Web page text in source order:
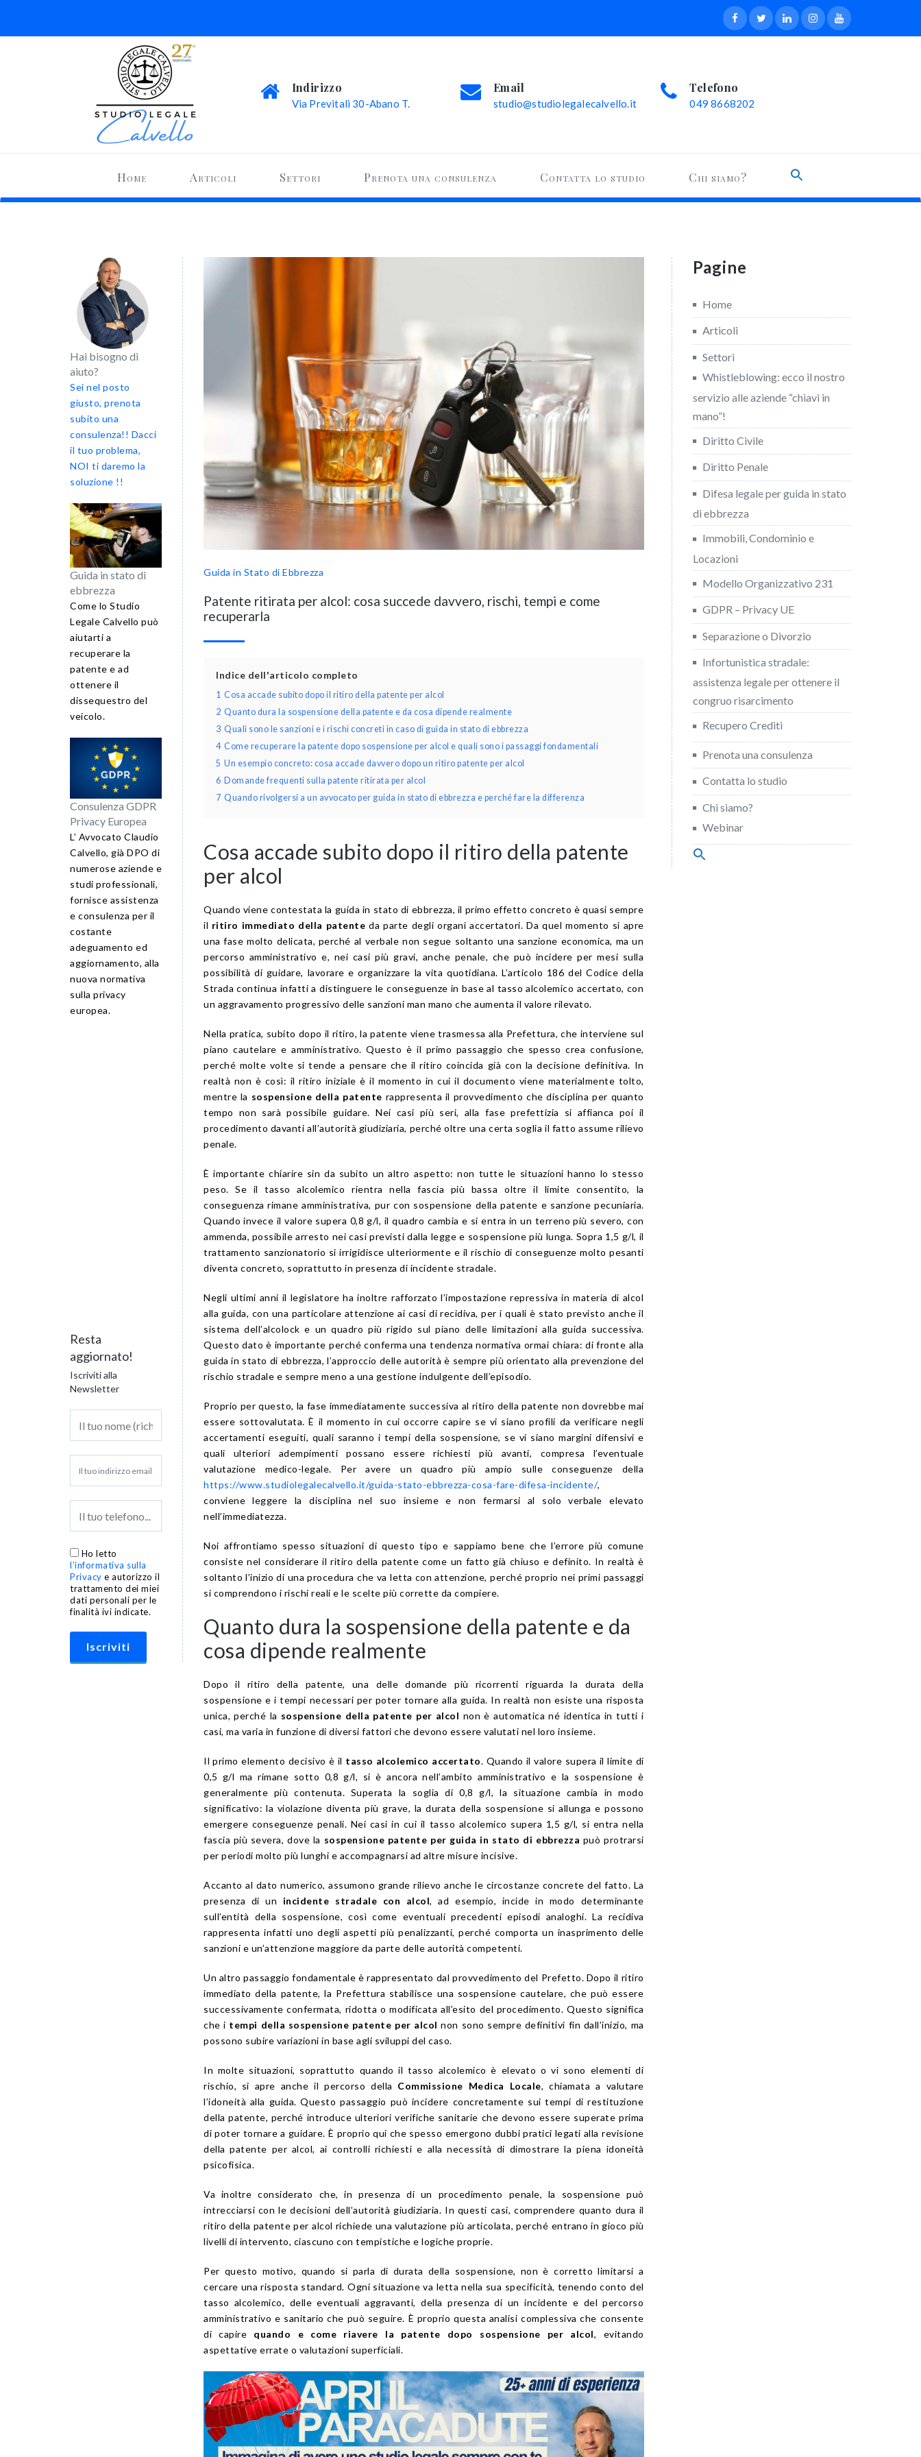
Indirizzo
Via Previtali 30-Abano T.
Email
studio@studiolegalecalvello.it
Telefono
049 8668202
Home Articoli Settori Prenota una consulenza Contatta lo studio Chi siamo?
Hai bisogno di
aiuto?
Sei nel posto
giusto, prenota
subito una
consulenza!! Dacci
il tuo problema,
NOI ti daremo la
soluzione !!
Guida in stato di
ebbrezza
Come lo Studio
Legale Calvello può
aiutarti a
recuperare la
patente e ad
ottenere il
dissequestro del
veicolo.
Consulenza GDPR
Privacy Europea
L’ Avvocato Claudio
Calvello, già DPO di
numerose aziende e
studi professionali,
fornisce assistenza
e consulenza per il
costante
adeguamento ed
aggiornamento, alla
nuova normativa
sulla privacy
europea.
Resta
aggiornato!
Iscriviti alla
Newsletter
Ho letto
l’informativa sulla
Privacy e autorizzo il
trattamento dei miei
dati personali per le
finalità ivi indicate.
Guida in Stato di Ebbrezza
Patente ritirata per alcol: cosa succede davvero, rischi, tempi e come
recuperarla
Indice dell'articolo completo
1 Cosa accade subito dopo il ritiro della patente per alcol
2 Quanto dura la sospensione della patente e da cosa dipende realmente
3 Quali sono le sanzioni e i rischi concreti in caso di guida in stato di ebbrezza
4 Come recuperare la patente dopo sospensione per alcol e quali sono i passaggi fondamentali
5 Un esempio concreto: cosa accade davvero dopo un ritiro patente per alcol
6 Domande frequenti sulla patente ritirata per alcol
7 Quando rivolgersi a un avvocato per guida in stato di ebbrezza e perché fare la differenza
Cosa accade subito dopo il ritiro della patente
per alcol
Quando viene contestata la guida in stato di ebbrezza, il primo effetto concreto è quasi sempre
il ritiro immediato della patente da parte degli organi accertatori. Da quel momento si apre
una fase molto delicata, perché al verbale non segue soltanto una sanzione economica, ma un
percorso amministrativo e, nei casi più gravi, anche penale, che può incidere per mesi sulla
possibilità di guidare, lavorare e organizzare la vita quotidiana. L’articolo 186 del Codice della
Strada continua infatti a distinguere le conseguenze in base al tasso alcolemico accertato, con
un aggravamento progressivo delle sanzioni man mano che aumenta il valore rilevato.
Nella pratica, subito dopo il ritiro, la patente viene trasmessa alla Prefettura, che interviene sul
piano cautelare e amministrativo. Questo è il primo passaggio che spesso crea confusione,
perché molte volte si tende a pensare che il ritiro coincida già con la decisione definitiva. In
realtà non è così: il ritiro iniziale è il momento in cui il documento viene materialmente tolto,
mentre la sospensione della patente rappresenta il provvedimento che disciplina per quanto
tempo non sarà possibile guidare. Nei casi più seri, alla fase prefettizia si affianca poi il
procedimento davanti all’autorità giudiziaria, perché oltre una certa soglia il fatto assume rilievo
penale.
È importante chiarire sin da subito un altro aspetto: non tutte le situazioni hanno lo stesso
peso. Se il tasso alcolemico rientra nella fascia più bassa oltre il limite consentito, la
conseguenza rimane amministrativa, pur con sospensione della patente e sanzione pecuniaria.
Quando invece il valore supera 0,8 g/l, il quadro cambia e si entra in un terreno più severo, con
ammenda, possibile arresto nei casi previsti dalla legge e sospensione più lunga. Sopra 1,5 g/l, il
trattamento sanzionatorio si irrigidisce ulteriormente e il rischio di conseguenze molto pesanti
diventa concreto, soprattutto in presenza di incidente stradale.
Negli ultimi anni il legislatore ha inoltre rafforzato l’impostazione repressiva in materia di alcol
alla guida, con una particolare attenzione ai casi di recidiva, per i quali è stato previsto anche il
sistema dell’alcolock e un quadro più rigido sul piano delle limitazioni alla guida successiva.
Questo dato è importante perché conferma una tendenza normativa ormai chiara: di fronte alla
guida in stato di ebbrezza, l’approccio delle autorità è sempre più orientato alla prevenzione del
rischio stradale e sempre meno a una gestione indulgente dell’episodio.
Proprio per questo, la fase immediatamente successiva al ritiro della patente non dovrebbe mai
essere sottovalutata. È il momento in cui occorre capire se vi siano profili da verificare negli
accertamenti eseguiti, quali saranno i tempi della sospensione, se vi siano margini difensivi e
quali ulteriori adempimenti possano essere richiesti più avanti, compresa l’eventuale
valutazione medico-legale. Per avere un quadro più ampio sulle conseguenze della
https://www.studiolegalecalvello.it/guida-stato-ebbrezza-cosa-fare-difesa-incidente/,
conviene leggere la disciplina nel suo insieme e non fermarsi al solo verbale elevato
nell’immediatezza.
Noi affrontiamo spesso situazioni di questo tipo e sappiamo bene che l’errore più comune
consiste nel considerare il ritiro della patente come un fatto già chiuso e definito. In realtà è
soltanto l’inizio di una procedura che va letta con attenzione, perché proprio nei primi passaggi
si comprendono i rischi reali e le scelte più corrette da compiere.
Quanto dura la sospensione della patente e da
cosa dipende realmente
Dopo il ritiro della patente, una delle domande più ricorrenti riguarda la durata della
sospensione e i tempi necessari per poter tornare alla guida. In realtà non esiste una risposta
unica, perché la sospensione della patente per alcol non è automatica né identica in tutti i
casi, ma varia in funzione di diversi fattori che devono essere valutati nel loro insieme.
Il primo elemento decisivo è il tasso alcolemico accertato. Quando il valore supera il limite di
0,5 g/l ma rimane sotto 0,8 g/l, si è ancora nell’ambito amministrativo e la sospensione è
generalmente più contenuta. Superata la soglia di 0,8 g/l, la situazione cambia in modo
significativo: la violazione diventa più grave, la durata della sospensione si allunga e possono
emergere conseguenze penali. Nei casi in cui il tasso alcolemico supera 1,5 g/l, si entra nella
fascia più severa, dove la sospensione patente per guida in stato di ebbrezza può protrarsi
per periodi molto più lunghi e accompagnarsi ad altre misure incisive.
Accanto al dato numerico, assumono grande rilievo anche le circostanze concrete del fatto. La
presenza di un incidente stradale con alcol, ad esempio, incide in modo determinante
sull’entità della sospensione, così come eventuali precedenti episodi analoghi. La recidiva
rappresenta infatti uno degli aspetti più penalizzanti, perché comporta un inasprimento delle
sanzioni e un’attenzione maggiore da parte delle autorità competenti.
Un altro passaggio fondamentale è rappresentato dal provvedimento del Prefetto. Dopo il ritiro
immediato della patente, la Prefettura stabilisce una sospensione cautelare, che può essere
successivamente confermata, ridotta o modificata all’esito del procedimento. Questo significa
che i tempi della sospensione patente per alcol non sono sempre definitivi fin dall’inizio, ma
possono subire variazioni in base agli sviluppi del caso.
In molte situazioni, soprattutto quando il tasso alcolemico è elevato o vi sono elementi di
rischio, si apre anche il percorso della Commissione Medica Locale, chiamata a valutare
l’idoneità alla guida. Questo passaggio può incidere concretamente sui tempi di restituzione
della patente, perché introduce ulteriori verifiche sanitarie che devono essere superate prima
di poter tornare a guidare. È proprio qui che spesso emergono dubbi pratici legati alla revisione
della patente per alcol, ai controlli richiesti e alla necessità di dimostrare la piena idoneità
psicofisica.
Va inoltre considerato che, in presenza di un procedimento penale, la sospensione può
intrecciarsi con le decisioni dell’autorità giudiziaria. In questi casi, comprendere quanto dura il
ritiro della patente per alcol richiede una valutazione più articolata, perché entrano in gioco più
livelli di intervento, ciascuno con tempistiche e logiche proprie.
Per questo motivo, quando si parla di durata della sospensione, non è corretto limitarsi a
cercare una risposta standard. Ogni situazione va letta nella sua specificità, tenendo conto del
tasso alcolemico, delle eventuali aggravanti, della presenza di un incidente e del percorso
amministrativo e sanitario che può seguire. È proprio questa analisi complessiva che consente
di capire quando e come riavere la patente dopo sospensione per alcol, evitando
aspettative errate o valutazioni superficiali.
Pagine
Home
Articoli
Settori
Whistleblowing: ecco il nostro
servizio alle aziende “chiavi in
mano”!
Diritto Civile
Diritto Penale
Difesa legale per guida in stato
di ebbrezza
Immobili, Condominio e
Locazioni
Modello Organizzativo 231
GDPR – Privacy UE
Separazione o Divorzio
Infortunistica stradale:
assistenza legale per ottenere il
congruo risarcimento
Recupero Crediti
Prenota una consulenza
Contatta lo studio
Chi siamo?
Webinar